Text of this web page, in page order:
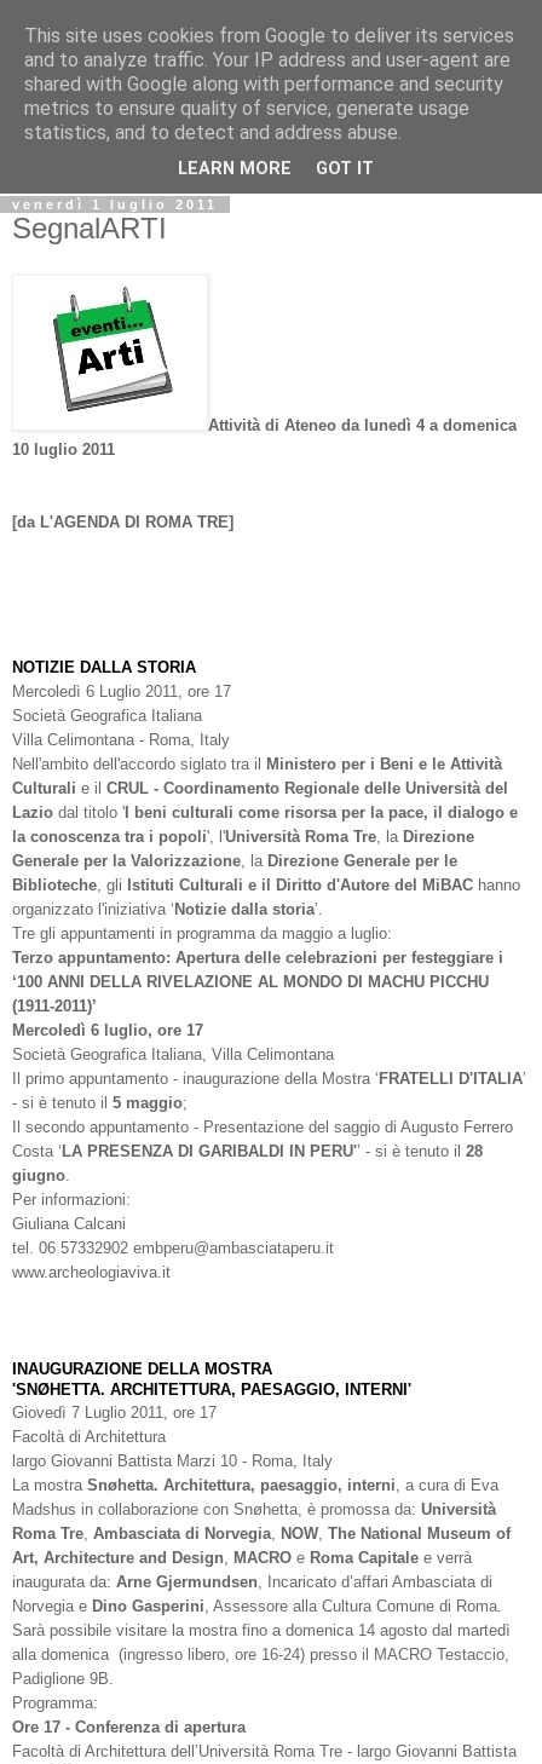
Biblio@rti in
Il Blog della Biblioteca di Area delle arti per condividere
informazioni iniziative incontri
venerdì 1 luglio 2011
SegnalARTI
Attività di Ateneo da lunedì 4 a domenica
10 luglio 2011
[da L'AGENDA DI ROMA TRE]
NOTIZIE DALLA STORIA
Mercoledì 6 Luglio 2011, ore 17
Società Geografica Italiana
Villa Celimontana - Roma, Italy
Nell'ambito dell'accordo siglato tra il
Ministero per i Beni e le Attività
Culturali e il CRUL - Coordinamento Regionale delle Università del
Lazio dal titolo ' I beni culturali come risorsa per la pace, il dialogo e
la conoscenza tra i popoli', l'Università Roma Tre , la Direzione
Generale per la Valorizzazione , la Direzione Generale per le
Biblioteche , gli Istituti Culturali e il Diritto d'Autore del MiBAC hanno
organizzato l'iniziativa ‘ Notizie dalla storia’.
Tre gli appuntamenti in programma da maggio a luglio:
Terzo appuntamento: Apertura delle celebrazioni per festeggiare i
‘100 ANNI DELLA RIVELAZIONE AL MONDO DI MACHU PICCHU
(1911-2011)’
Mercoledì 6 luglio, ore 17
Società Geografica Italiana, Villa Celimontana
Il primo appuntamento - inaugurazione della Mostra ‘ FRATELLI D'ITALIA’
- si è tenuto il 5 maggio;
Il secondo appuntamento - Presentazione del saggio di Augusto Ferrero
Costa ‘ LA PRESENZA DI GARIBALDI IN PERU'’ - si è tenuto il 28
giugno
Per informazioni:
Giuliana Calcani
tel. 06 57332902 embperu@ambasciataperu.it
www.archeologiaviva.it
INAUGURAZIONE DELLA MOSTRA
'SNØHETTA. ARCHITETTURA, PAESAGGIO, INTERNI'
Giovedì 7 Luglio 2011, ore 17
Facoltà di Architettura
largo Giovanni Battista Marzi 10 - Roma, Italy
La mostra Snøhetta. Architettura, paesaggio, interni , a cura di Eva
Madshus in collaborazione con Snøhetta, è promossa da: Università
Roma Tre Ambasciata di Norvegia NOW The National Museum of
Art, Architecture and Design
MACRO e Roma Capitale e verrà
inaugurata da: Arne Gjermundsen , Incaricato d’affari Ambasciata di
Norvegia e Dino Gasperini , Assessore alla Cultura Comune di Roma.
Sarà possibile visitare la mostra fino a domenica 14 agosto dal martedì
alla domenica (ingresso libero, ore 16-24) presso il MACRO Testaccio,
Padiglione 9B.
Programma:
Ore 17 - Conferenza di apertura
Facoltà di Architettura dell’Università Roma Tre - largo Giovanni Battista
This site uses cookies from Google to deliver its services
and to analyze traffic. Your IP address and user-agent are
shared with Google along with performance and security
metrics to ensure quality of service, generate usage
statistics, and to detect and address abuse.
LEARN MORE GOT IT